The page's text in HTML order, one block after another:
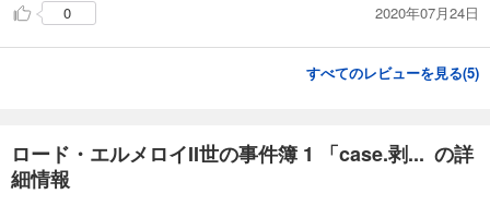
0 2020年07月24日
すべてのレビューを見る(5)
ロード・エルメロイII世の事件簿 1 「case.剥... の詳
細情報